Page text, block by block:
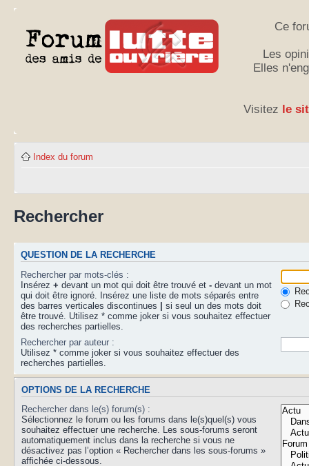
Ce
Les
Elles
Visitez le
Index du forum
Rechercher
QUESTION DE LA RECHERCHE
Rechercher par mots-clés :
Insérez + devant un mot qui doit être trouvé et - devant un mot
qui doit être ignoré. Insérez une liste de mots séparés entre
des barres verticales discontinues
si seul un des mots doit
être trouvé. Utilisez * comme joker si vous souhaitez effectuer
des recherches partielles.
Rechercher par auteur :
Utilisez * comme joker si vous souhaitez effectuer des
recherches partielles.
OPTIONS DE LA RECHERCHE
Rechercher dans le(s) forum(s) :
Sélectionnez le forum ou les forums dans le(s)quel(s) vous
souhaitez effectuer une recherche. Les sous-forums seront
automatiquement inclus dans la recherche si vous ne
désactivez pas l’option « Rechercher dans les sous-forums »
affichée ci-dessous.